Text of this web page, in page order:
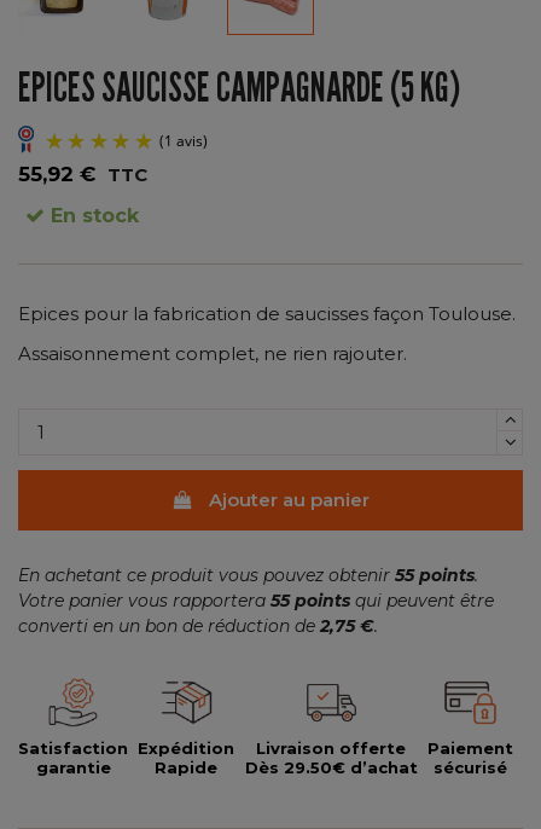
EPICES SAUCISSE CAMPAGNARDE (5 KG)
(1 avis)
55,92 € TTC
En stock
Epices pour la fabrication de saucisses façon Toulouse.
Assaisonnement complet, ne rien rajouter.
Ajouter au panier
En achetant ce produit vous pouvez obtenir 55 points.
Votre panier vous rapportera 55points qui peuvent être
converti en un bon de réduction de 2,75 €.
Satisfaction
garantie
Expédition
Rapide
Livraison offerte
Dès 29.50€ d’achat
Paiement
sécurisé